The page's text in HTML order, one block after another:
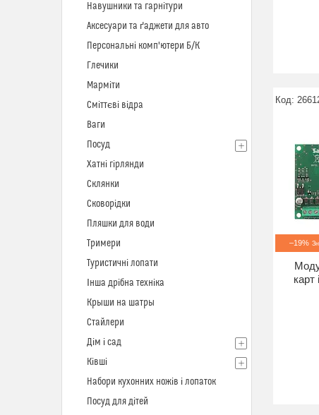
–19%
карт
Навушники та гарнітури
Аксесуари та ґаджети для авто
Персональні комп'ютери Б/К
Глечики
Марміти
Сміттєві відра
Ваги
Посуд
Хатні гірлянди
Склянки
Сковорідки
Пляшки для води
Тримери
Туристичні лопати
Інша дрібна техніка
Крыши на шатры
Стайлери
Дім і сад
Ківші
Набори кухонних ножів і лопаток
Посуд для дітей